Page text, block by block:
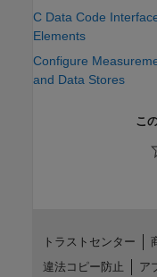
C Data Code
Elements
Configure
and Data Stores
こ
トラストセンター
違法コピー防止
ア